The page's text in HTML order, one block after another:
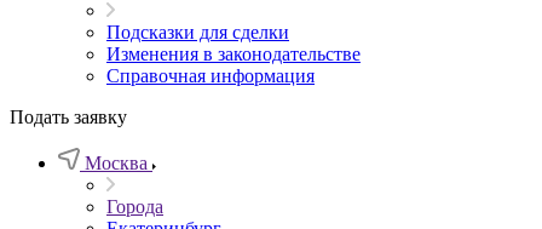
Подсказки для сделки
Изменения в законодательстве
Справочная информация
Подать заявку
Москва
Города